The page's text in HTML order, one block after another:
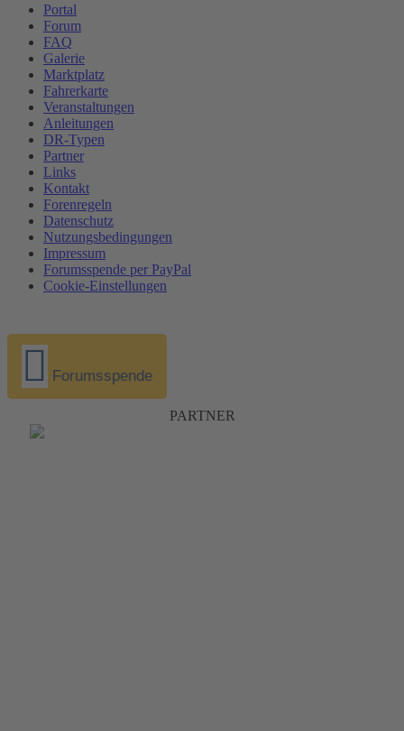
Portal
Forum
FAQ
Galerie
Marktplatz
Fahrerkarte
Veranstaltungen
Anleitungen
DR-Typen
Partner
Links
Kontakt
Forenregeln
Datenschutz
Nutzungsbedingungen
Impressum
Forumsspende per PayPal
Cookie-Einstellungen
Forumsspende
PARTNER